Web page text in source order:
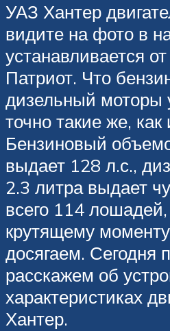
УАЗ Хантер
видите на фото в
устанавливается
Патриот. Что
дизельный моторы
точно такие же,
Бензиновый
выдает 128 л.с.,
2.3 литра выдает
всего 114
крутящему
досягаем. Сегодня
расскажем об
характеристиках
Хантер.